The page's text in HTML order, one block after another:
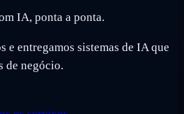
IA, ponta a ponta.
e entregamos sistemas de IA que
de negócio.